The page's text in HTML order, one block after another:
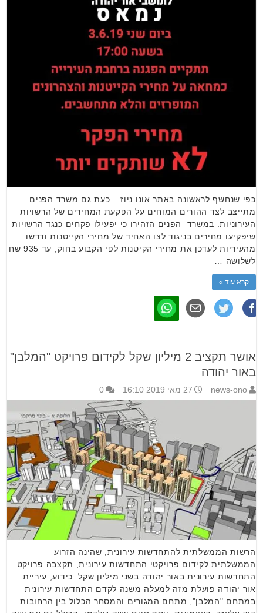
כפי שנחשף לראשונה באתר אונו ניוז – כעת גם משרד הפנים
מתייצב לצד ההורים המוחים על הפקעת המחירים של הרשויות
העירוניות. במשרד הפנים הזהירו כי יפעילו פקחים כנגד הרשויות
שיפקיעו מחירים בניגוד לצו האחיד של מחירי הקייטנות ודרשו
מהעיריות לעדכן את מחירי הקיטנות לפי הקבוע בחוק, עד 935 שח
לשלושה …
קרא עוד »
אושר תקציב 2 מיליון שקל לקידום פרויקט "המלבן"
באור יהודה
news-ono 27 מאי 2019 16:10 0
הרשות הממשלתית להתחדשות עירונית, שהינה הזרוע
הממשלתית לקידום פרויקטי התחדשות עירונית, תקצבה פרויקט
התחדשות עירונית באור יהודה בשני מיליון שקל. כידוע, עיריית
אור יהודה פועלת מזה למעלה משנה לקדם התחדשות עירונית
במתחם "המלבן", מתחם המגורים והמסחר הכלול בין הרחובות